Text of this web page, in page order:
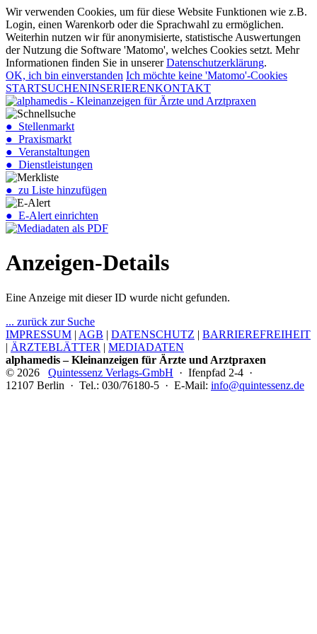
Wir verwenden Cookies, um für diese Website Funktionen wie z.B.
Login, einen Warenkorb oder die Sprachwahl zu ermöglichen.
Weiterhin nutzen wir für anonymisierte, statistische Auswertungen
der Nutzung die Software 'Matomo', welches Cookies setzt. Mehr
Informationen finden Sie in unsererDatenschutzerklärung.
OK, ich bin einverstanden Ich möchte keine 'Matomo'-Cookies
STARTSUCHENINSERIERENKONTAKT
● Stellenmarkt
● Praxismarkt
● Veranstaltungen
● Dienstleistungen
● zu Liste hinzufügen
● E-Alert einrichten
Anzeigen-Details
Eine Anzeige mit dieser ID wurde nicht gefunden.
... zurück zur Suche
IMPRESSUM | AGB | DATENSCHUTZ | BARRIEREFREIHEIT
| ÄRZTEBLÄTTER | MEDIADATEN
alphamedis – Kleinanzeigen für Ärzte und Arztpraxen
© 2026 Quintessenz Verlags-GmbH · Ifenpfad 2-4 ·
12107 Berlin · Tel.: 030/76180-5 · E-Mail: info@quintessenz.de